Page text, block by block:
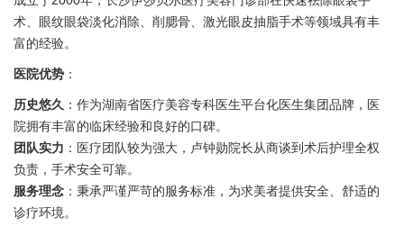
术、眼纹眼袋淡化消除、削腮骨、激光眼皮抽脂手术等领域具有丰
富的经验。
医院优势 ：
历史悠久 ：作为湖南省医疗美容专科医生平台化医生集团品牌，医
院拥有丰富的临床经验和良好的口碑。
团队实力 ：医疗团队较为强大，卢钟勋院长从商谈到术后护理全权
负责，手术安全可靠。
服务理念 ：秉承严谨严苛的服务标准，为求美者提供安全、舒适的
诊疗环境。